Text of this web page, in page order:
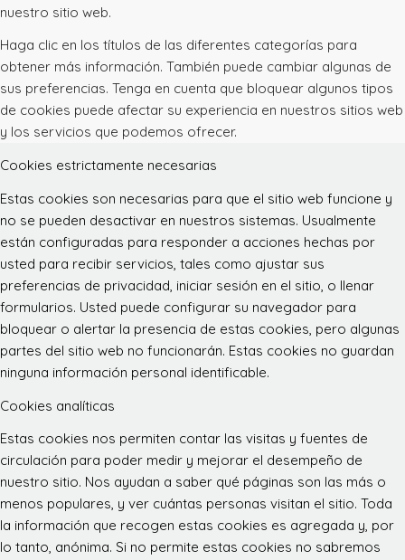
nuestro sitio web.
Haga clic en los títulos de las diferentes categorías para
obtener más información. También puede cambiar algunas de
sus preferencias. Tenga en cuenta que bloquear algunos tipos
de cookies puede afectar su experiencia en nuestros sitios web
y los servicios que podemos ofrecer.
Cookies estrictamente necesarias
Estas cookies son necesarias para que el sitio web funcione y
no se pueden desactivar en nuestros sistemas. Usualmente
están configuradas para responder a acciones hechas por
usted para recibir servicios, tales como ajustar sus
preferencias de privacidad, iniciar sesión en el sitio, o llenar
formularios. Usted puede configurar su navegador para
bloquear o alertar la presencia de estas cookies, pero algunas
partes del sitio web no funcionarán. Estas cookies no guardan
ninguna información personal identificable.
Cookies analíticas
Estas cookies nos permiten contar las visitas y fuentes de
circulación para poder medir y mejorar el desempeño de
nuestro sitio. Nos ayudan a saber qué páginas son las más o
menos populares, y ver cuántas personas visitan el sitio. Toda
la información que recogen estas cookies es agregada y, por
lo tanto, anónima. Si no permite estas cookies no sabremos